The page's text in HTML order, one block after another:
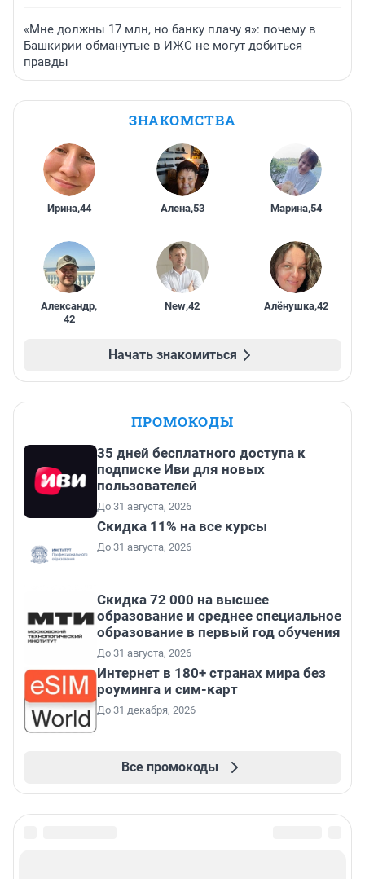
«Мне должны 17 млн, но банку плачу я»: почему в
Башкирии обманутые в ИЖС не могут добиться
правды
ЗНАКОМСТВА
Ирина,44 Алена,53 Марина,54
Александр,
42
New,42 Алёнушка,42
Начать знакомиться
ПРОМОКОДЫ
35 дней бесплатного доступа к
подписке Иви для новых
пользователей
До 31 августа, 2026
Скидка 11% на все курсы
До 31 августа, 2026
Скидка 72 000 на высшее
образование и среднее специальное
образование в первый год обучения
До 31 августа, 2026
Интернет в 180+ странах мира без
роуминга и сим-карт
До 31 декабря, 2026
Все промокоды